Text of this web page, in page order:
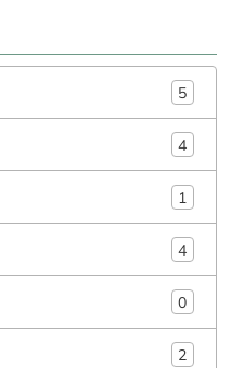
5
4
1
4
0
2